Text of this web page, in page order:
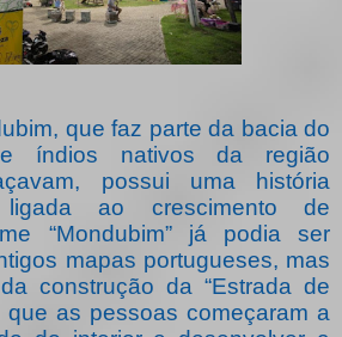
que faz parte da bacia do
índios nativos da região
possui uma história
ligada ao crescimento de
“Mondubim” já podia ser
mapas portugueses, mas
construção da “Estrada de
que as pessoas começaram a